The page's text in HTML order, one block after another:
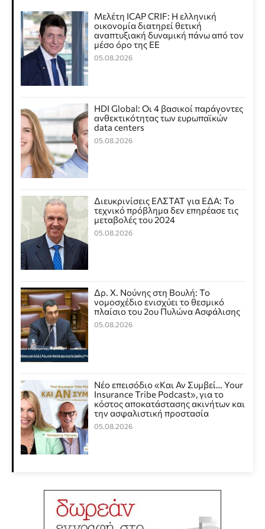
Μελέτη ICAP CRIF: Η ελληνική
οικονομία διατηρεί θετική
αναπτυξιακή δυναμική πάνω από τον
μέσο όρο της ΕΕ
05.08.2026
HDI Global: Οι 4 βασικοί παράγοντες
ανθεκτικότητας των ευρωπαϊκών
data centers
05.08.2026
Διευκρινίσεις ΕΛΣΤΑΤ για ΕΔΑ: Το
τεχνικό πρόβλημα δεν επηρέασε τις
μεταβολές του 2024
05.08.2026
Δρ. Χ. Νούνης στη Βουλή: Το
νομοσχέδιο ενισχύει το θεσμικό
πλαίσιο του 2ου Πυλώνα Ασφάλισης
05.08.2026
Νέο επεισόδιο «Και Αν Συμβεί… Your
Insurance Tribe Podcast», για το
κόστος αποκατάστασης ακινήτων και
την ασφαλιστική προστασία
05.08.2026